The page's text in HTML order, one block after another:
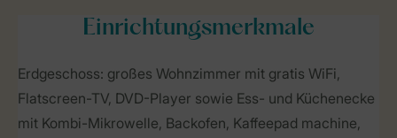
Einrichtungsmerkmale
Erdgeschoss: großes Wohnzimmer mit gratis WiFi,
Flatscreen-TV, DVD-Player sowie Ess- und Küchenecke
mit Kombi-Mikrowelle, Backofen, Kaffeepad machine,